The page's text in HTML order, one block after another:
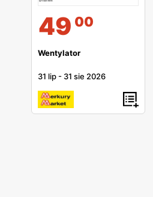
49 00
Wentylator
31 lip - 31 sie 2026